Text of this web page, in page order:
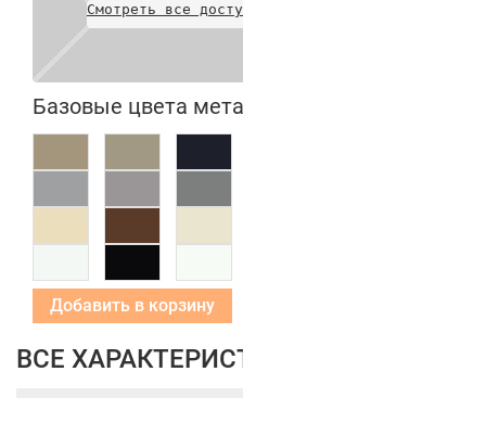
Смотреть все доступные цвета
Базовые цвета металлических коробок
Добавить в корзину
ВСЕ ХАРАКТЕРИСТИКИ